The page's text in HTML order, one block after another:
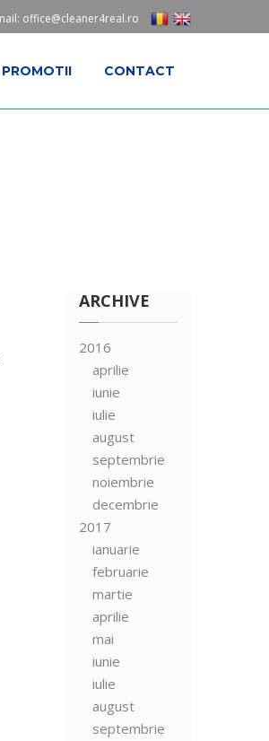
office@cleaner4real.ro
PROMOTII CONTACT
ARCHIVE
2016
aprilie
iunie
iulie
august
septembrie
noiembrie
decembrie
2017
ianuarie
februarie
martie
aprilie
mai
iunie
iulie
august
septembrie